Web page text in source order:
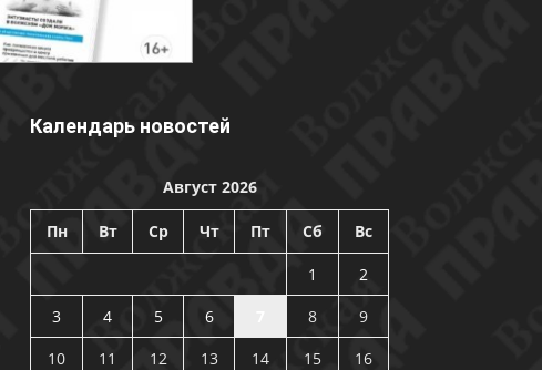
Календарь новостей
Август 2026
Пн Вт Ср Чт Пт Сб Вс
1
2
3
4 5 6 8
9
10
11 12 13 14 15
16